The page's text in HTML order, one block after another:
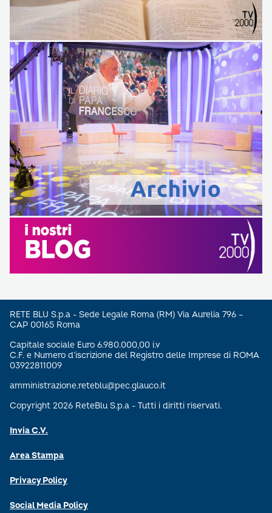
RETE BLU S.p.a - Sede Legale Roma (RM) Via Aurelia 796 –
CAP 00165 Roma
Capitale sociale Euro 6.980.000,00 i.v
C.F. e Numero d’iscrizione del Registro delle Imprese di ROMA
03922811009
amministrazione.reteblu@pec.glauco.it
Copyright 2026 ReteBlu S.p.a - Tutti i diritti riservati.
Invia C.V.
Area Stampa
Privacy Policy
Social Media Policy